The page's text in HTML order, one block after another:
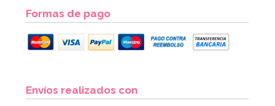
Formas de pago
Envíos realizados con